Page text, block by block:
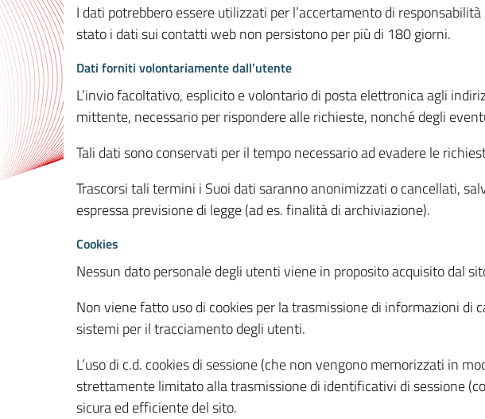
I dati potrebbero essere utilizzati per l’accertamento di
stato i dati sui contatti web non persistono per più di 180 giorni.
Dati forniti volontariamente dall’utente
L’invio facoltativo, esplicito e volontario di posta elettronica agli
mittente, necessario per rispondere alle richieste, nonché degli
Tali dati sono conservati per il tempo necessario ad evadere le
Trascorsi tali termini i Suoi dati saranno anonimizzati o cancellati,
espressa previsione di legge (ad es. finalità di archiviazione).
Cookies
Nessun dato personale degli utenti viene in proposito acquisito dal
Non viene fatto uso di cookies per la trasmissione di informazioni
sistemi per il tracciamento degli utenti.
L’uso di c.d. cookies di sessione (che non vengono memorizzati in
strettamente limitato alla trasmissione di identificativi di sessione
sicura ed efficiente del sito.